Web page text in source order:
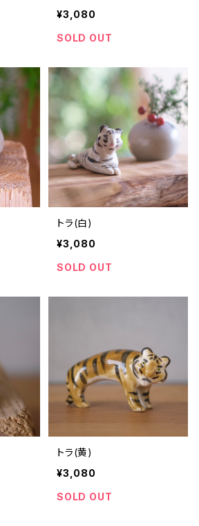
¥3,080
SOLD OUT
トラ(白)
¥3,080
SOLD OUT
トラ(黄)
¥3,080
SOLD OUT